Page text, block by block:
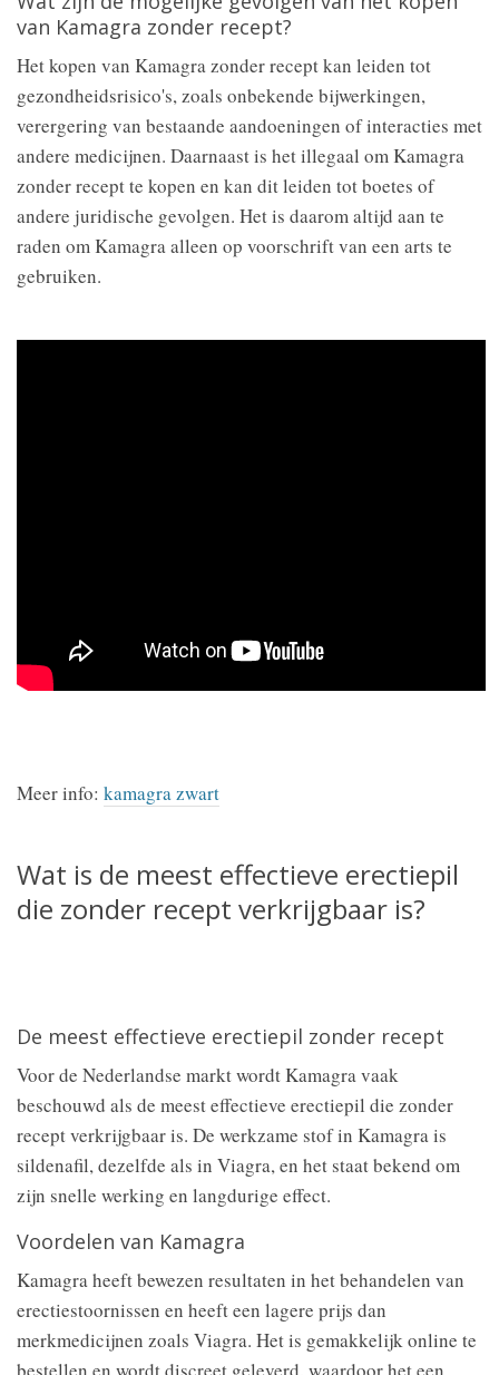
van Kamagra zonder recept?
Het kopen van Kamagra zonder recept kan leiden tot
gezondheidsrisico's, zoals onbekende bijwerkingen,
verergering van bestaande aandoeningen of interacties met
andere medicijnen. Daarnaast is het illegaal om Kamagra
zonder recept te kopen en kan dit leiden tot boetes of
andere juridische gevolgen. Het is daarom altijd aan te
raden om Kamagra alleen op voorschrift van een arts te
gebruiken.
Meer info: kamagra zwart
Wat is de meest effectieve erectiepil
die zonder recept verkrijgbaar is?
De meest effectieve erectiepil zonder recept
Voor de Nederlandse markt wordt Kamagra vaak
beschouwd als de meest effectieve erectiepil die zonder
recept verkrijgbaar is. De werkzame stof in Kamagra is
sildenafil, dezelfde als in Viagra, en het staat bekend om
zijn snelle werking en langdurige effect.
Voordelen van Kamagra
Kamagra heeft bewezen resultaten in het behandelen van
erectiestoornissen en heeft een lagere prijs dan
merkmedicijnen zoals Viagra. Het is gemakkelijk online te
bestellen en wordt discreet geleverd, waardoor het een